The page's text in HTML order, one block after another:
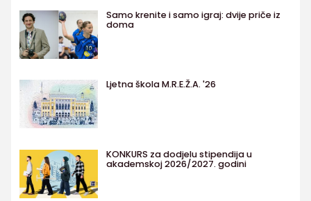
Samo krenite i samo igraj: dvije priče iz
doma
Ljetna škola M.R.E.Ž.A. '26
KONKURS za dodjelu stipendija u
akademskoj 2026/2027. godini